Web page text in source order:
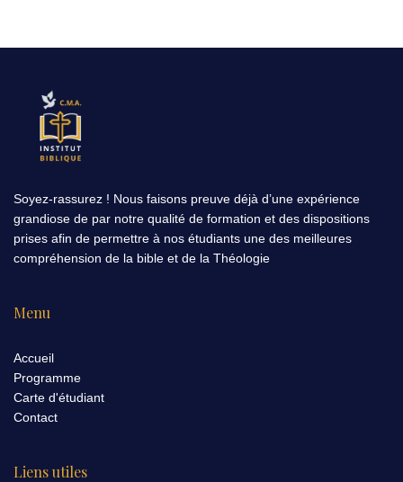
Soyez-rassurez ! Nous faisons preuve déjà d’une expérience
grandiose de par notre qualité de formation et des dispositions
prises afin de permettre à nos étudiants une des meilleures
compréhension de la bible et de la Théologie
Menu
Accueil
Programme
Carte d'étudiant
Contact
Liens utiles